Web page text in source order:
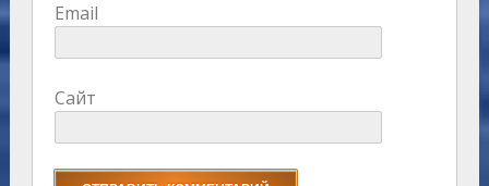
Email
Сайт